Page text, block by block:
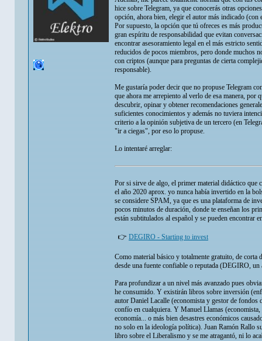
hice sobre Telegram, ya que conocerás otras
opción, ahora bien, elegir el autor más indicado
Por supuesto, la opción que tú ofreces es más
gran espíritu de responsabilidad que evitan
encontrar asesoramiento legal en el más estricto
reducidos de pocos miembros, pero donde muchos
con criptos (aunque para preguntas de cierta
responsable).
Me gustaría poder decir que no propuse Telegram
que ahora me arrepiento al verlo de esa manera,
descubrir, opinar y obtener recomendaciones
suficientes conocimientos y además no tuviera
criterio a la opinión subjetiva de un tercero (en
"ir a ciegas", por eso lo propuse.
Lo intentaré arreglar:
Por si sirve de algo, el primer material didáctico que
el año 2020 aprox. yo nunca había invertido en la
se considere SPAM, ya que es una plataforma de
pocos minutos de duración, donde te enseñan los
están subtitulados al español y se pueden encontrar
👉DEGIRO - Starting to invest
Como material básico y totalmente gratuito, de corta
desde una fuente confiable o reputada (DEGIRO,
Para profundizar a un nivel más avanzado pues
he consumido. Y existirán libros sobre inversión
autor Daniel Lacalle (economista y gestor de
confío en cualquiera. Y Manuel Llamas
economía... o más bien desastres económicos
no solo en la ideología política). Juan Ramón Rallo
libro sobre el Liberalismo y se me atragantó, ni lo